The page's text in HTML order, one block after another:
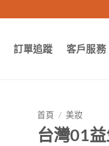
訂單追蹤 客戶服務
首頁 / 美妝
台灣01